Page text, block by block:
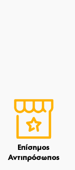
Επίσημος
Αντιπρόσωπος